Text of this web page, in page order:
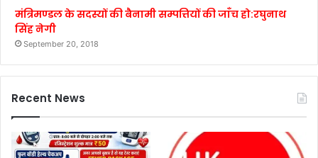
मंत्रिमण्डल के सदस्यों की बैनामी सम्पत्तियों की जाँच हो:रघुनाथ
सिंह नेगी
September 20, 2018
Recent News